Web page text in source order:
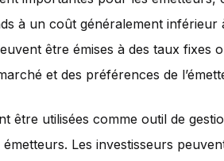
à un coût généralement inférieur
être émises à des taux fixes
et des préférences de
être utilisées comme outil de
Les investisseurs